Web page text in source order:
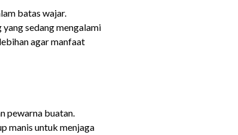
batas wajar.
sedang mengalami
agar manfaat
pewarna buatan.
manis untuk menjaga